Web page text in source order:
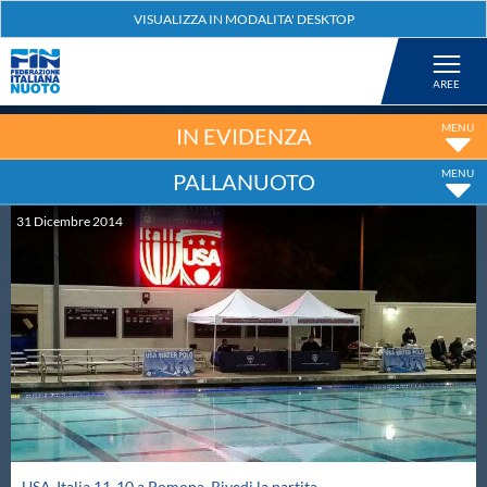
Nuoto
Artistico
Fondo
Salvamento
IN EVIDENZA
PALLANUOTO
31 Dicembre2014